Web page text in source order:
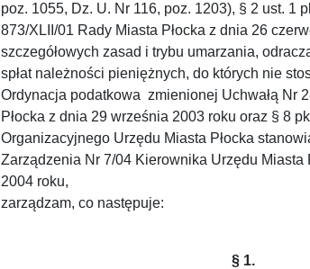
poz. 1055, Dz. U. Nr 116, poz. 1203), § 2 ust. 1
873/XLII/01 Rady Miasta Płocka z dnia 26
szczegółowych zasad i trybu umarzania,
spłat należności pieniężnych, do których nie
Ordynacja podatkowa zmienionej Uchwałą Nr
Płocka z dnia 29 września 2003 roku oraz § 8
Organizacyjnego Urzędu Miasta Płocka
Zarządzenia Nr 7/04 Kierownika Urzędu Miasta
2004 roku,
zarządzam, co następuje:
§ 1.